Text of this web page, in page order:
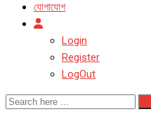
যোগাযোগ
Login
Register
LogOut